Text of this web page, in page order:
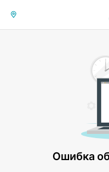
Ошибка